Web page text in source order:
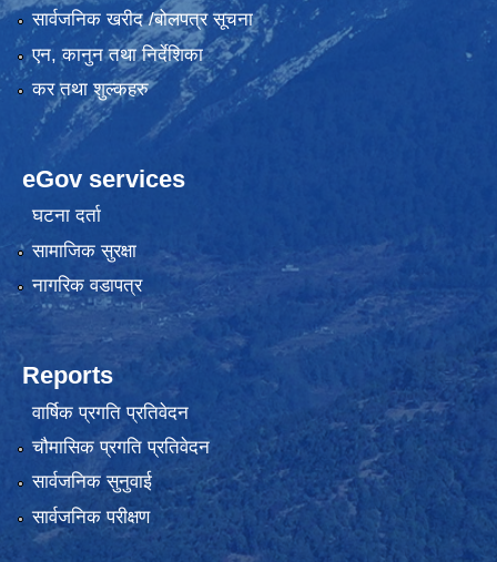
सार्वजनिक खरीद /बोलपत्र सूचना
एन, कानुन तथा निर्देशिका
कर तथा शुल्कहरु
eGov services
घटना दर्ता
सामाजिक सुरक्षा
नागरिक वडापत्र
Reports
वार्षिक प्रगति प्रतिवेदन
चौमासिक प्रगति प्रतिवेदन
सार्वजनिक सुनुवाई
सार्वजनिक परीक्षण